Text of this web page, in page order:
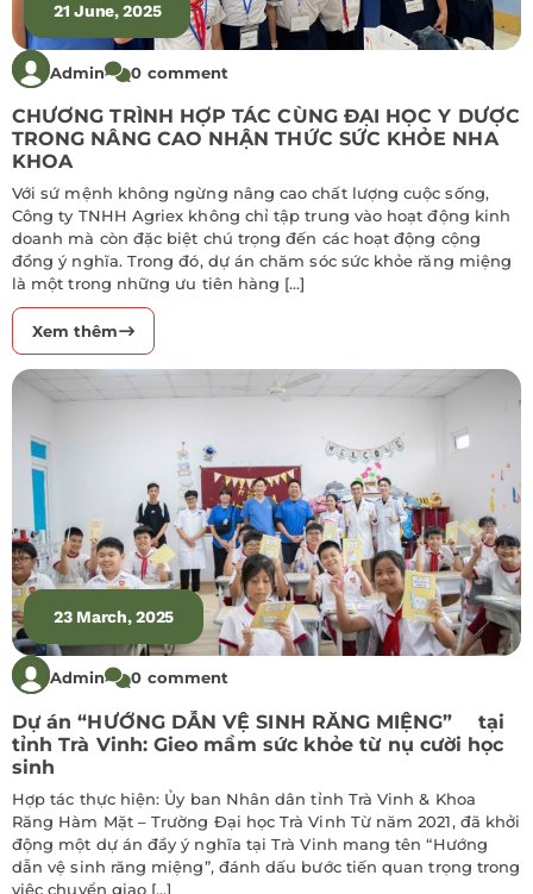
21 June, 2025
Admin 0 comment
CHƯƠNG TRÌNH HỢP TÁC CÙNG ĐẠI HỌC Y DƯỢC
TRONG NÂNG CAO NHẬN THỨC SỨC KHỎE NHA
KHOA
Với sứ mệnh không ngừng nâng cao chất lượng cuộc sống,
Công ty TNHH Agriex không chỉ tập trung vào hoạt động kinh
doanh mà còn đặc biệt chú trọng đến các hoạt động cộng
đồng ý nghĩa. Trong đó, dự án chăm sóc sức khỏe răng miệng
là một trong những ưu tiên hàng […]
Xem thêm
23 March, 2025
Admin 0 comment
Dự án “HƯỚNG DẪN VỆ SINH RĂNG MIỆNG” tại
tỉnh Trà Vinh: Gieo mầm sức khỏe từ nụ cười học
sinh
Hợp tác thực hiện: Ủy ban Nhân dân tỉnh Trà Vinh & Khoa
Răng Hàm Mặt – Trường Đại học Trà Vinh Từ năm 2021, đã khởi
động một dự án đầy ý nghĩa tại Trà Vinh mang tên “Hướng
dẫn vệ sinh răng miệng”, đánh dấu bước tiến quan trọng trong
việc chuyển giao […]